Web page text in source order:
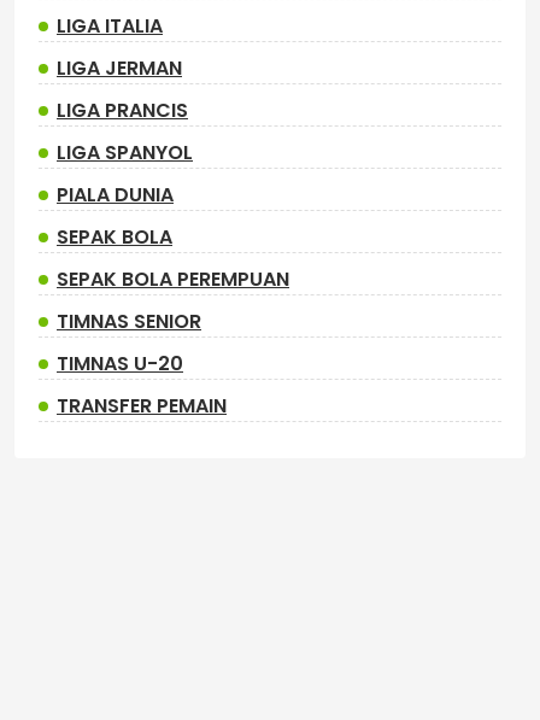
LIGA ITALIA
LIGA JERMAN
LIGA PRANCIS
LIGA SPANYOL
PIALA DUNIA
SEPAK BOLA
SEPAK BOLA PEREMPUAN
TIMNAS SENIOR
TIMNAS U-20
TRANSFER PEMAIN